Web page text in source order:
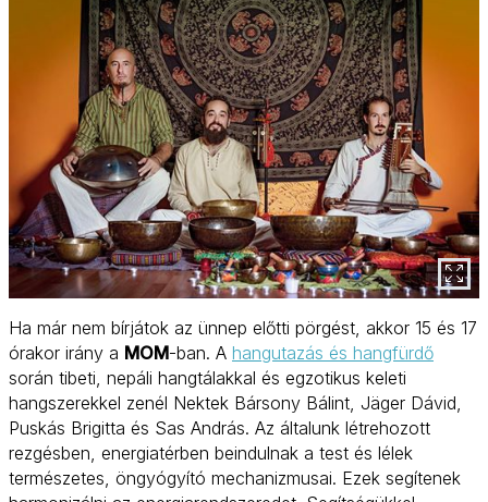
Ha már nem bírjátok az ünnep előtti pörgést, akkor 15 és 17
órakor irány a MOM-ban. A hangutazás és hangfürdő
során tibeti, nepáli hangtálakkal és egzotikus keleti
hangszerekkel zenél Nektek Bársony Bálint, Jäger Dávid,
Puskás Brigitta és Sas András. Az általunk létrehozott
rezgésben, energiatérben beindulnak a test és lélek
természetes, öngyógyító mechanizmusai. Ezek segítenek